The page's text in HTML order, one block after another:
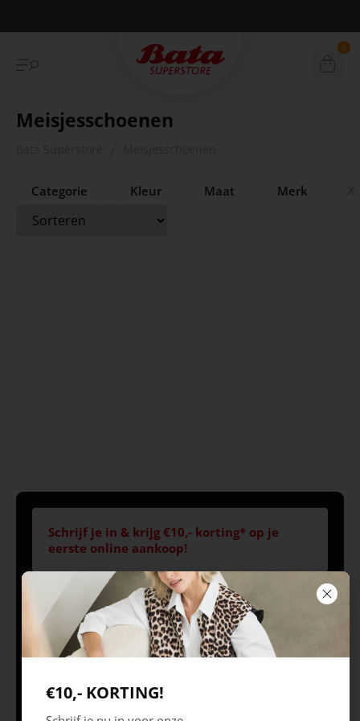
Betaal achteraf met Klarna 0
Meisjesschoenen
Categorie Kleur Maat Merk
Schrijf je in & krijg €10,- korting* op je
eerste online aankoop!
Volg ons
ZC
€10,- KORTING!